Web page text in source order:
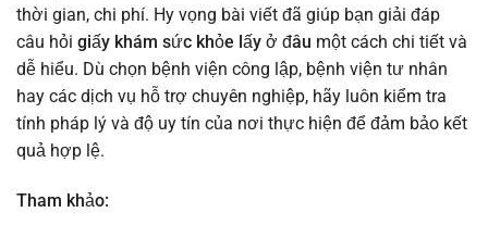
thời gian, chi phí. Hy vọng bài viết đã giúp bạn giải đáp
câu hỏi giấy khám sức khỏe lấy ở đâu một cách chi tiết và
dễ hiểu. Dù chọn bệnh viện công lập, bệnh viện tư nhân
hay các dịch vụ hỗ trợ chuyên nghiệp, hãy luôn kiểm tra
tính pháp lý và độ uy tín của nơi thực hiện để đảm bảo kết
quả hợp lệ.
Tham khảo: